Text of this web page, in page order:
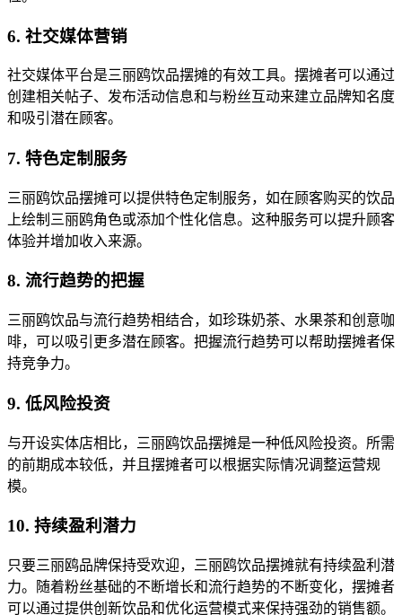
6. 社交媒体营销
社交媒体平台是三丽鸥饮品摆摊的有效工具。摆摊者可以通过
创建相关帖子、发布活动信息和与粉丝互动来建立品牌知名度
和吸引潜在顾客。
7. 特色定制服务
三丽鸥饮品摆摊可以提供特色定制服务，如在顾客购买的饮品
上绘制三丽鸥角色或添加个性化信息。这种服务可以提升顾客
体验并增加收入来源。
8. 流行趋势的把握
三丽鸥饮品与流行趋势相结合，如珍珠奶茶、水果茶和创意咖
啡，可以吸引更多潜在顾客。把握流行趋势可以帮助摆摊者保
持竞争力。
9. 低风险投资
与开设实体店相比，三丽鸥饮品摆摊是一种低风险投资。所需
的前期成本较低，并且摆摊者可以根据实际情况调整运营规
模。
10. 持续盈利潜力
只要三丽鸥品牌保持受欢迎，三丽鸥饮品摆摊就有持续盈利潜
力。随着粉丝基础的不断增长和流行趋势的不断变化，摆摊者
可以通过提供创新饮品和优化运营模式来保持强劲的销售额。